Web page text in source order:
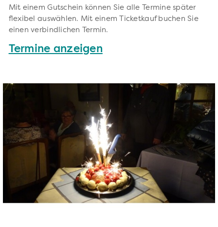
Mit einem Gutschein können Sie alle Termine später
flexibel auswählen. Mit einem Ticketkauf buchen Sie
einen verbindlichen Termin.
Termine anzeigen